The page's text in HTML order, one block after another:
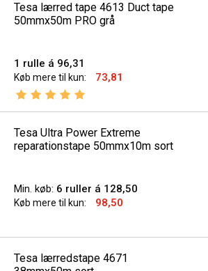
Tesa lærred tape 4613 Duct tape
50mmx50m PRO grå
1 rulle á 96,31
Køb mere til kun: 73,81
Vurdering:
Tesa Ultra Power Extreme
reparationstape 50mmx10m sort
Min. køb: 6 ruller á 128,50
Køb mere til kun: 98,50
Tesa lærredstape 4671